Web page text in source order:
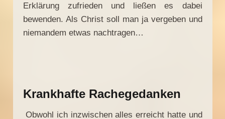
Erklärung zufrieden und ließen es dabei
bewenden. Als Christ soll man ja vergeben und
niemandem etwas nachtragen…
Krankhafte Rachegedanken
Obwohl ich inzwischen alles erreicht hatte und